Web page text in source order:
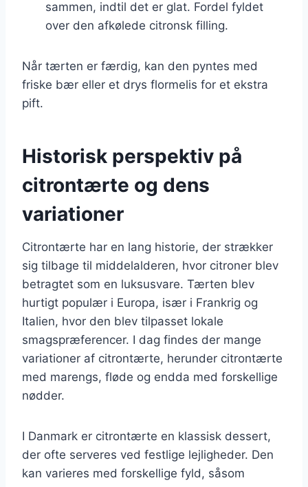
sammen, indtil det er glat. Fordel fyldet
over den afkølede citronsk filling.
Når tærten er færdig, kan den pyntes med
friske bær eller et drys flormelis for et ekstra
pift.
Historisk perspektiv på
citrontærte og dens
variationer
Citrontærte har en lang historie, der strækker
sig tilbage til middelalderen, hvor citroner blev
betragtet som en luksusvare. Tærten blev
hurtigt populær i Europa, især i Frankrig og
Italien, hvor den blev tilpasset lokale
smagspræferencer. I dag findes der mange
variationer af citrontærte, herunder citrontærte
med marengs, fløde og endda med forskellige
nødder.
I Danmark er citrontærte en klassisk dessert,
der ofte serveres ved festlige lejligheder. Den
kan varieres med forskellige fyld, såsom